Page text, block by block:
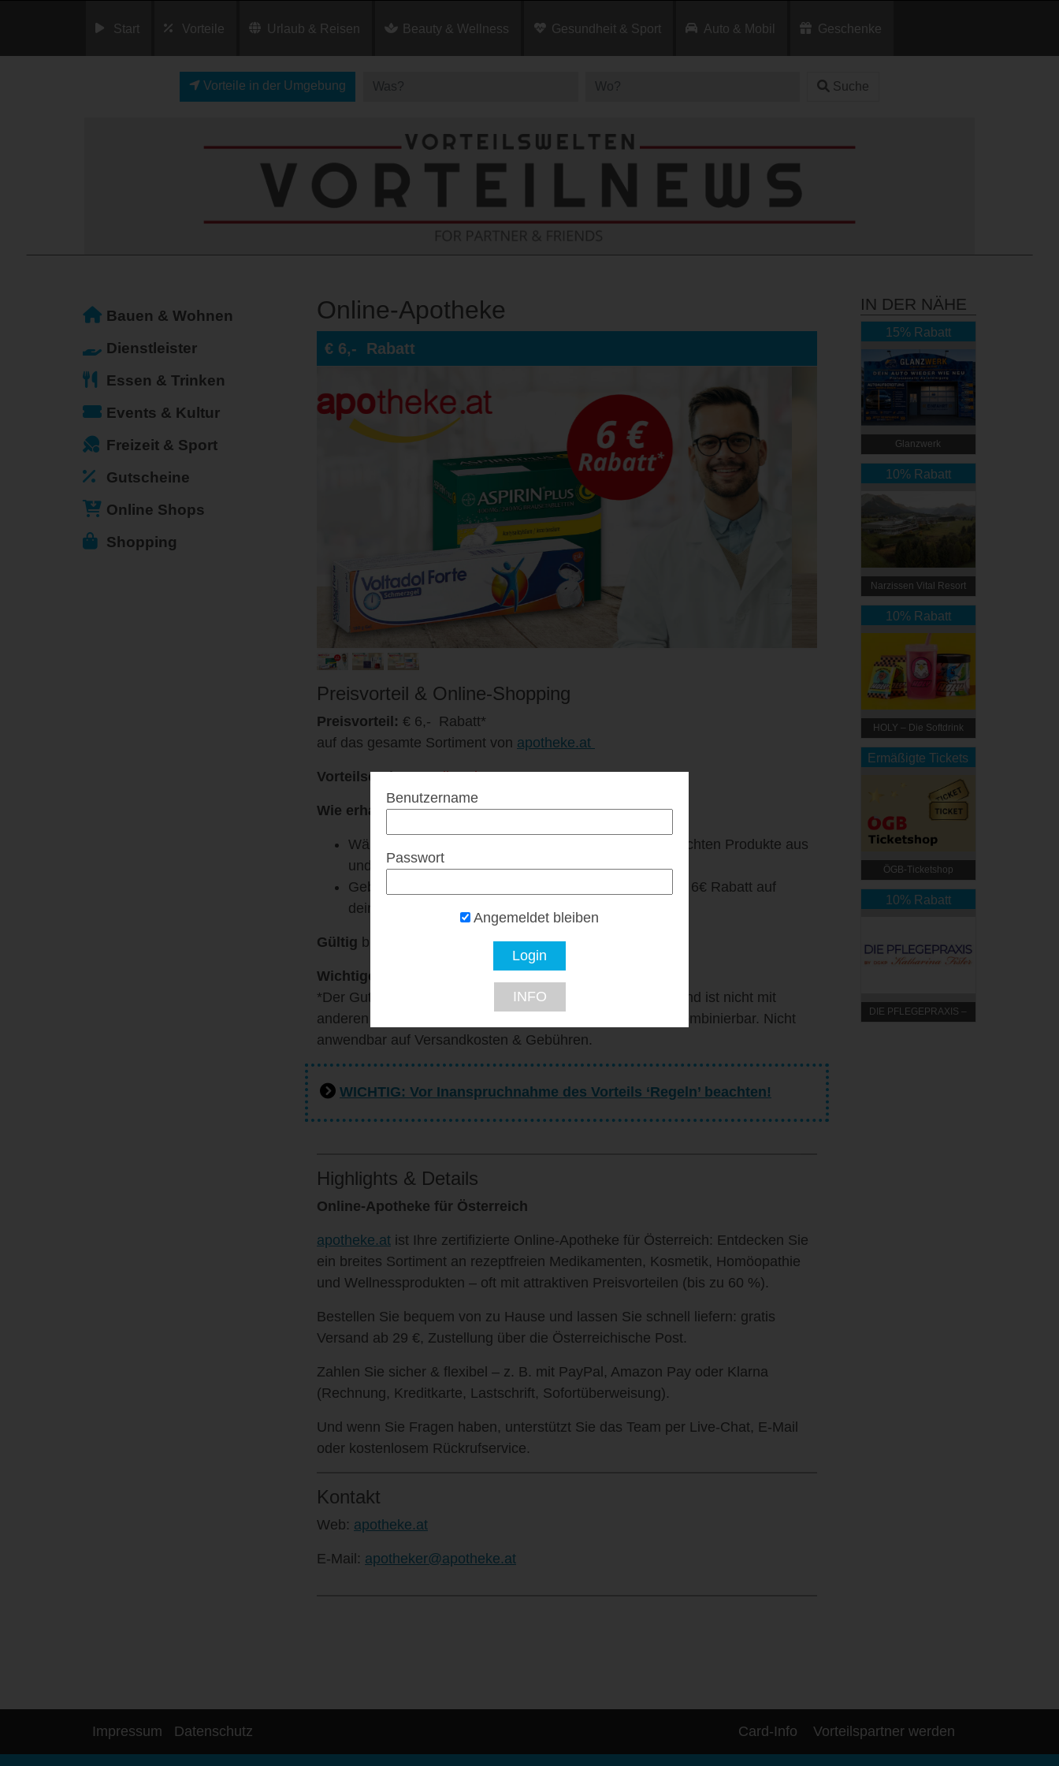
Start Vorteile Urlaub & Reisen Beauty & Wellness Gesundheit & Sport Auto & Mobil Geschenke
Vorteile in der Umgebung Suche
Bauen & Wohnen
Dienstleister
Essen & Trinken
Events & Kultur
Freizeit & Sport
Gutscheine
Online Shops
Shopping
Online‑Apotheke
€ 6,- Rabatt
Preisvorteil & Online-Shopping
Preisvorteil: € 6,- Rabatt*
auf das gesamte Sortiment von apotheke.at
Vorteilscode: Vorteilswelten
Wie erhalte ich das Angebot?
Wähle einfach im
die gewünschten Produkte aus
und legen diese in den Warenkorb.
Gebe dann im Checkout den
ein, um von 6€ Rabatt auf
deiner Bestellung zu profitieren
Gültig bis auf Widerruf.
Wichtige Informationen:
*Der Gutschein ist einlösbar ab € 49,- Mindestbestellwert und ist nicht mit
anderen Aktionen oder dem Einlösen von Bonuspunkten kombinierbar. Nicht
anwendbar auf Versandkosten & Gebühren.
WICHTIG: Vor Inanspruchnahme des Vorteils ‘Regeln’ beachten!
Highlights & Details
Online‑Apotheke für Österreich
apotheke.at ist Ihre zertifizierte Online‑Apotheke für Österreich: Entdecken Sie
ein breites Sortiment an rezeptfreien Medikamenten, Kosmetik, Homöopathie
und Wellnessprodukten – oft mit attraktiven Preisvorteilen (bis zu 60 %).
Bestellen Sie bequem von zu Hause und lassen Sie schnell liefern: gratis
Versand ab 29 €, Zustellung über die Österreichische Post.
Zahlen Sie sicher & flexibel – z. B. mit PayPal, Amazon Pay oder Klarna
(Rechnung, Kreditkarte, Lastschrift, Sofortüberweisung).
Und wenn Sie Fragen haben, unterstützt Sie das Team per Live‑Chat, E‑Mail
oder kostenlosem Rückrufservice.
Kontakt
Web: apotheke.at
E-Mail: apotheker@apotheke.at
IN DER NÄHE
15% Rabatt
Glanzwerk
Autoreinigung
10% Rabatt
Narzissen Vital Resort
10% Rabatt
HOLY – Die Softdrink
Revolution
Ermäßigte Tickets
ÖGB-Ticketshop
10% Rabatt
DIE PFLEGEPRAXIS –
by DGKP Katharina
Impressum Datenschutz Card-Info Vorteilspartner werden
Benutzername
Passwort
Angemeldet bleiben
INFO